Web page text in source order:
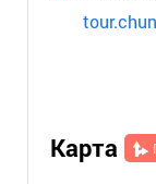
Карта